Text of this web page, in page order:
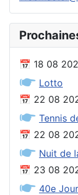
📅 18 08
🖝 Lotto
📅 22 08
🖝 Tennis
📅 22 08
🖝 Nuit de
📅 23 08
🖝 40e